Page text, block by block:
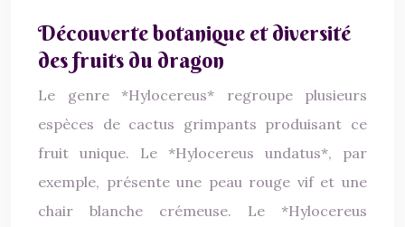
Découverte botanique et diversité
des fruits du dragon
Le genre *Hylocereus* regroupe plusieurs
espèces de cactus grimpants produisant ce
fruit unique. Le *Hylocereus undatus*, par
exemple, présente une peau rouge vif et une
chair blanche crémeuse. Le *Hylocereus